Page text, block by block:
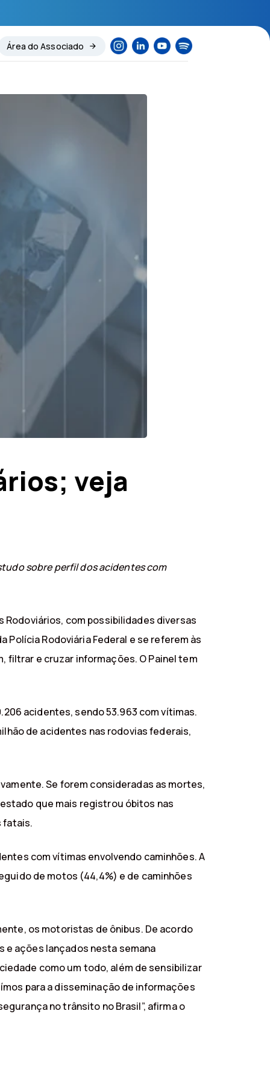
Área do Associado
veja
sobre perfil dos acidentes com
Rodoviários, com possibilidades diversas
Polícia Rodoviária Federal e se referem às
filtrar e cruzar informações. O Painel tem
acidentes, sendo 53.963 com vítimas.
de acidentes nas rodovias federais,
Se forem consideradas as mortes,
estado que mais registrou óbitos nas
fatais.
com vítimas envolvendo caminhões. A
de motos (44,4%) e de caminhões
os motoristas de ônibus. De acordo
e ações lançados nesta semana
como um todo, além de sensibilizar
para a disseminação de informações
no trânsito no Brasil”, afirma o